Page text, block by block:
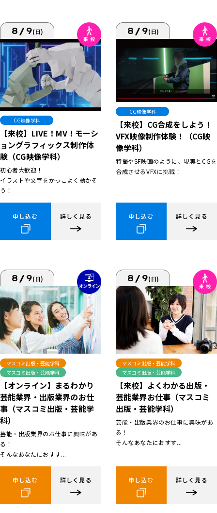
8/9(日)
CG映像学科
【来校】LIVE！MV！モーシ
ョングラフィックス制作体
験（CG映像学科）
初心者大歓迎！
イラストや文字をかっこよく動かそ
う！
申し込む 詳しく見る
8/9(日)
CG映像学科
【来校】CG合成をしよう！
VFX映像制作体験！（CG映
像学科）
特撮やSF映画のように、現実とCGを
合成させるVFXに挑戦！
申し込む 詳しく見る
8/9(日)
マスコミ出版・芸能学科
マスコミ出版・芸能学科
【オンライン】まるわかり
芸能業界・出版業界のお仕
事（マスコミ出版・芸能学
科）
芸能・出版業界のお仕事に興味があ
る！
そんなあなたにおすす...
申し込む 詳しく見る
8/9(日)
マスコミ出版・芸能学科
マスコミ出版・芸能学科
【来校】よくわかる出版・
芸能業界お仕事（マスコミ
出版・芸能学科）
芸能・出版業界のお仕事に興味があ
る！
そんなあなたにおすす...
申し込む 詳しく見る